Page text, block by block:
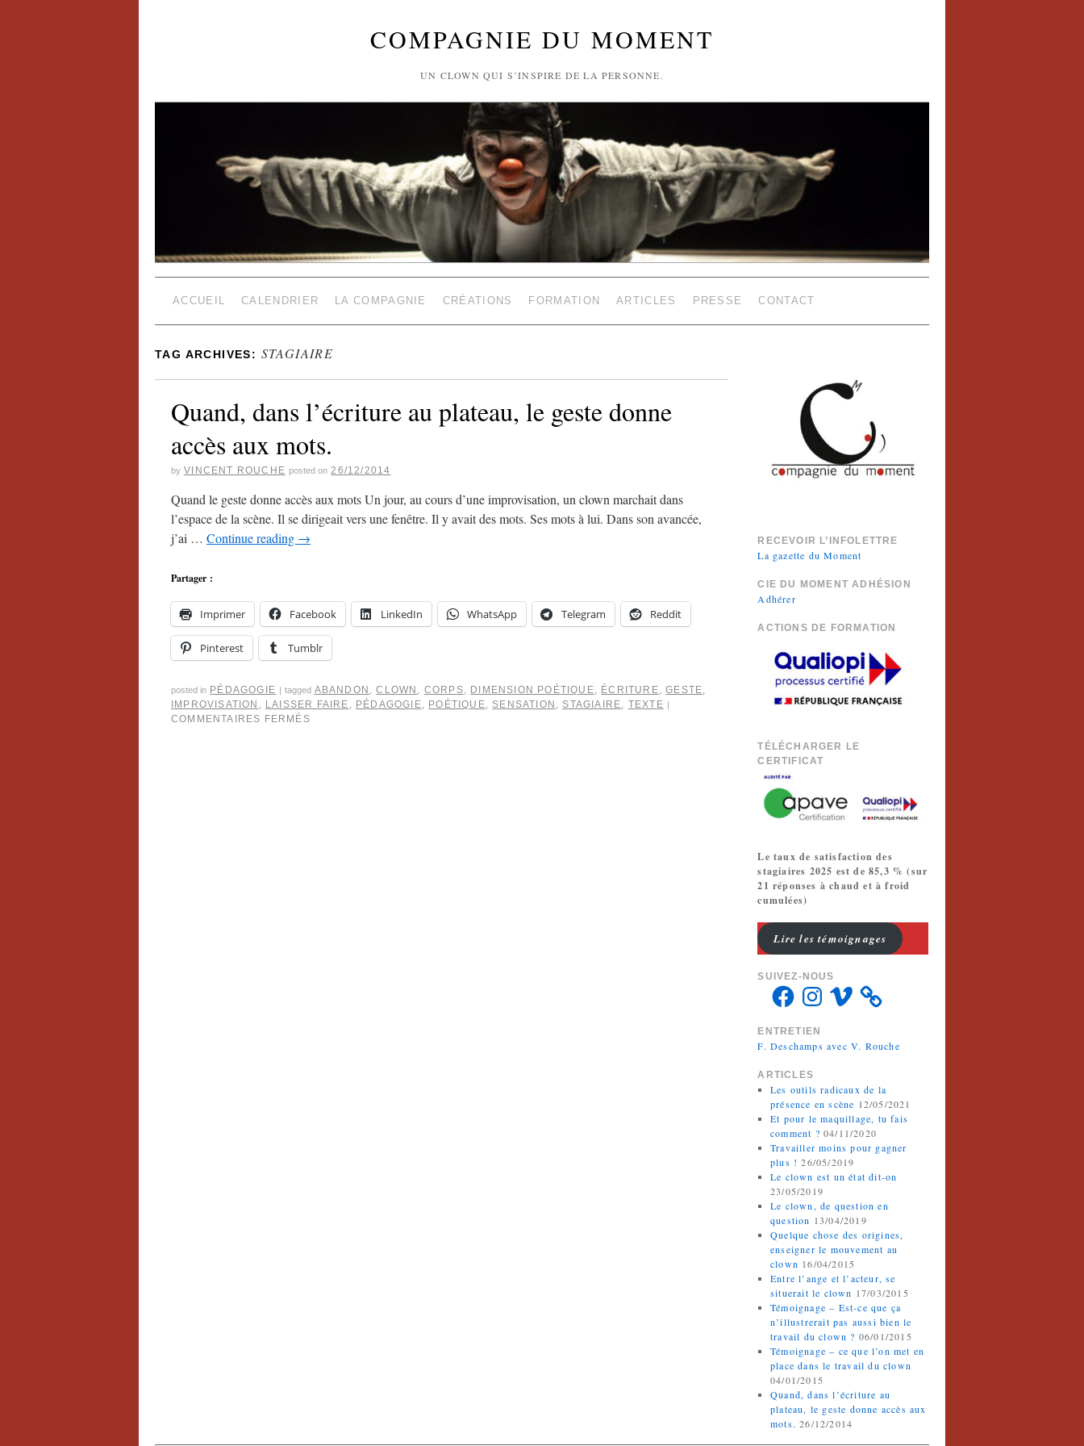
COMPAGNIE DU MOMENT
UN CLOWN QUI S’INSPIRE DE LA PERSONNE.
ACCUEIL CALENDRIER LA COMPAGNIE CRÉATIONS FORMATION ARTICLES PRESSE CONTACT
TAG ARCHIVES: STAGIAIRE
Quand, dans l’écriture au plateau, le geste donne
accès aux mots.
by VINCENT ROUCHE posted on 26/12/2014
Quand le geste donne accès aux mots Un jour, au cours d’une improvisation, un clown marchait dans
l’espace de la scène. Il se dirigeait vers une fenêtre. Il y avait des mots. Ses mots à lui. Dans son avancée,
j’ai … Continue reading →
Partager :
Imprimer Facebook LinkedIn WhatsApp Telegram Reddit
Pinterest Tumblr
posted in PÉDAGOGIE | tagged ABANDON ,CLOWN , CORPS, DIMENSION POÉTIQUE, ÉCRITURE,GESTE,
IMPROVISATION , LAISSER FAIRE , PÉDAGOGIE, POÉTIQUE, SENSATION , STAGIAIRE, TEXTE |
COMMENTAIRES FERMÉS
RECEVOIR L’INFOLETTRE
La gazette du Moment
CIE DU MOMENT ADHÉSION
Adhérer
ACTIONS DE FORMATION
TÉLÉCHARGER LE
CERTIFICAT
Le taux de satisfaction des
stagiaires 2025 est de 85,3 % (sur
21 réponses à chaud et à froid
cumulées)
Lire les témoignages
SUIVEZ-NOUS
ENTRETIEN
F. Deschamps avec V. Rouche
ARTICLES
Les outils radicaux de la
présence en scène 12/05/2021
Et pour le maquillage, tu fais
comment ? 04/11/2020
Travailler moins pour gagner
plus ! 26/05/2019
Le clown est un état dit-on
23/05/2019
Le clown, de question en
question 13/04/2019
Quelque chose des origines,
enseigner le mouvement au
clown 16/04/2015
Entre l’ange et l’acteur, se
situerait le clown 17/03/2015
Témoignage – Est-ce que ça
n’illustrerait pas aussi bien le
travail du clown ? 06/01/2015
Témoignage – ce que l’on met en
place dans le travail du clown
04/01/2015
Quand, dans l’écriture au
plateau, le geste donne accès aux
mots. 26/12/2014